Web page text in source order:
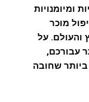
ומיומנויות
מוכר
והעולם. על
עבורכם,
ביותר שחובה